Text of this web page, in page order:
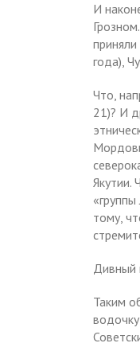
И
года),
Что,
21)? И
Якутии.
тому,
Дивный
Таким